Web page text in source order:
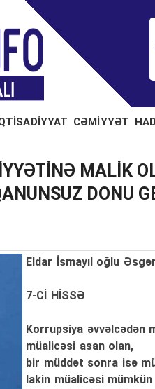
CƏMİYYƏT
MALİK
DONU
Eldar İsmayıl oğlu
7-Cİ HİSSƏ
Korrupsiya əvvəlcədən
müalicəsi asan olan,
bir müddət sonra isə
lakin müalicəsi